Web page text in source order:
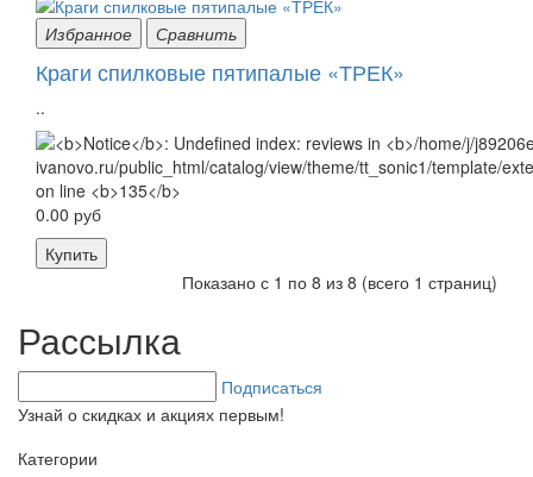
Избранное Сравнить
Краги спилковые пятипалые «ТРЕК»
..
0.00 руб
Купить
Показано с 1 по 8 из 8 (всего 1 страниц)
Рассылка
Подписаться
Узнай о скидках и акциях первым!
Категории